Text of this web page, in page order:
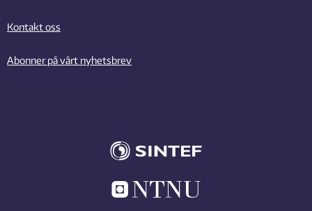
Kontakt oss
Abonner på vårt nyhetsbrev